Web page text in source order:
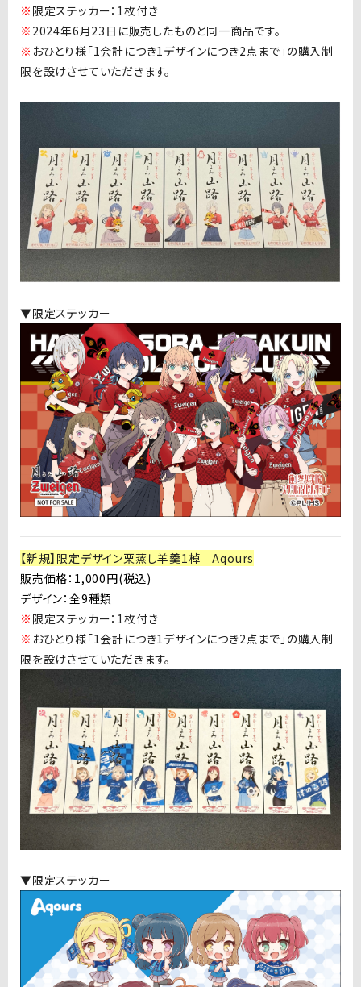
※ 限定ステッカー： 1枚付き
※ 2024年6月23 日に販売したものと同一商品です。
※ おひとり様「1会計につき1デザインにつき2点まで」の購入制
限を設けさせていただきます。
▼限定ステッカー
【新規】限定デザイン栗蒸し羊羹1棹 Aqours
販売価格：1,000円(税込)
デザイン：全9種類
※ 限定ステッカー： 1枚付き
※ おひとり様「1会計につき1デザインにつき2点まで」の購入制
限を設けさせていただきます。
▼限定ステッカー